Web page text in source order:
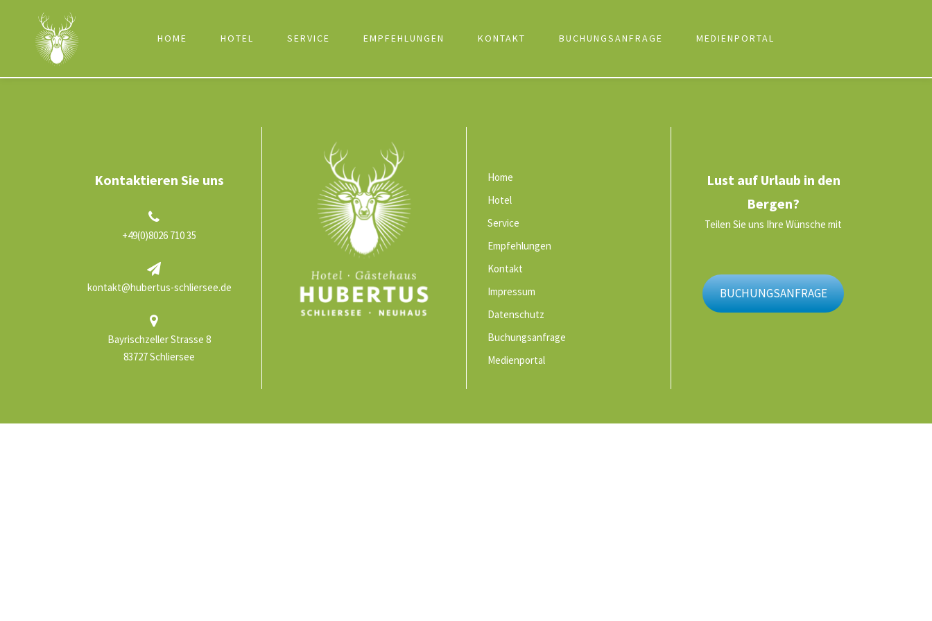
HOME HOTEL SERVICE EMPFEHLUNGEN KONTAKT BUCHUNGSANFRAGE MEDIENPORTAL
Kontaktieren Sie uns
+49(0)8026 710 35
kontakt@hubertus-schliersee.de
Bayrischzeller Strasse 8
83727 Schliersee
Home
Hotel
Service
Empfehlungen
Kontakt
Impressum
Datenschutz
Buchungsanfrage
Medienportal
Lust auf Urlaub in den
Bergen?
Teilen Sie uns Ihre Wünsche mit
BUCHUNGSANFRAGE